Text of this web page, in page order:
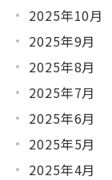
2025年10月
2025年9月
2025年8月
2025年7月
2025年6月
2025年5月
2025年4月